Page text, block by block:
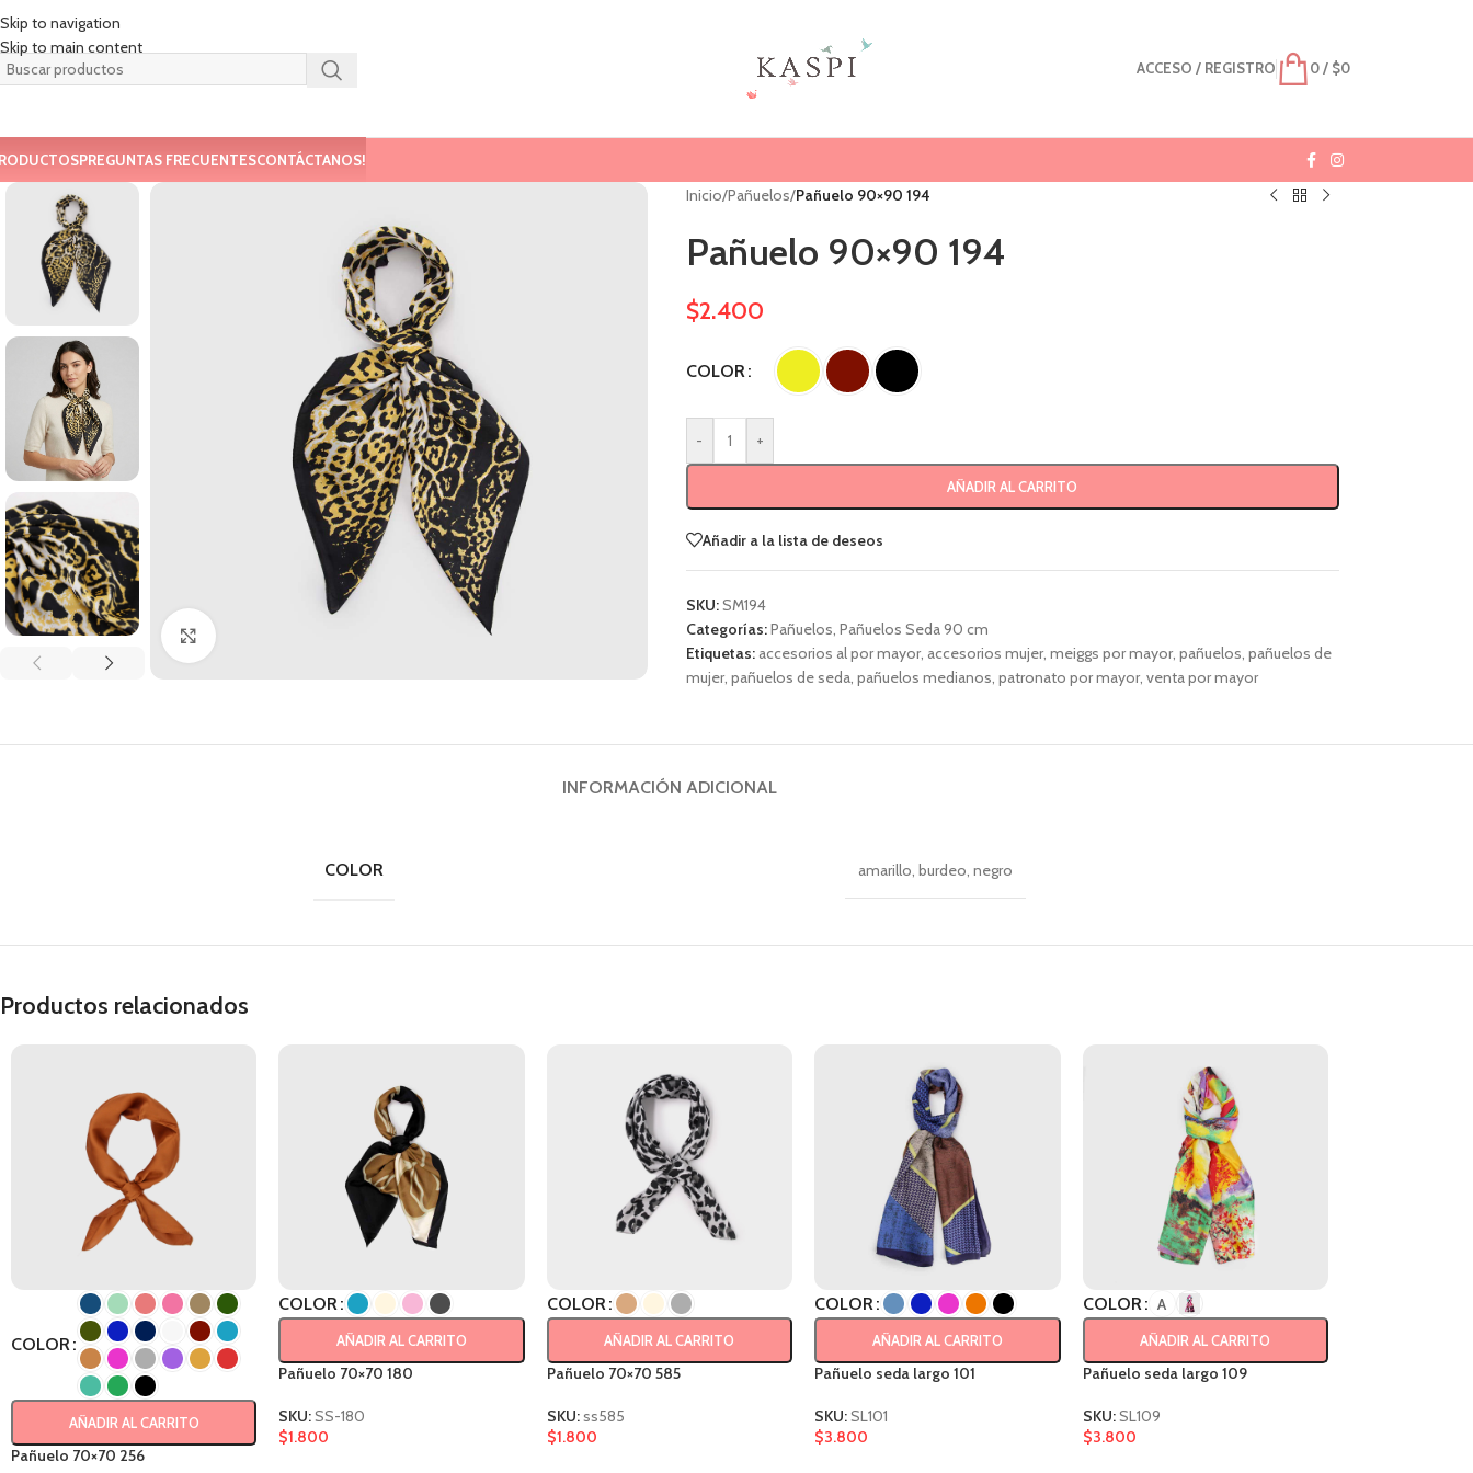
Skip to navigation
Skip to main content
ACCESO / REGISTRO 0/ $0
PREGUNTAS FRECUENTESCONTÁCTANOS!
Inicio/Pañuelos/Pañuelo 90×90 194
Pañuelo 90×90 194
$2.400
COLOR
- +
AÑADIR AL CARRITO
Añadir a la lista de deseos
SKU:SM194
Categorías:Pañuelos, Pañuelos Seda 90 cm
Etiquetas: accesorios al por mayor, accesorios mujer, meiggs por mayor, pañuelos, pañuelos de
mujer, pañuelos de seda, pañuelos medianos, patronato por mayor, venta por mayor
INFORMACIÓN ADICIONAL
COLOR amarillo, burdeo, negro
Productos relacionados
COLOR
AÑADIR AL CARRITO
Pañuelo 70×70 256
COLOR
AÑADIR AL CARRITO
Pañuelo 70×70 180
SKU:SS-180
$1.800
COLOR
AÑADIR AL CARRITO
Pañuelo 70×70 585
SKU:ss585
$1.800
COLOR
AÑADIR AL CARRITO
Pañuelo seda largo 101
SKU:SL101
$3.800
COLOR A
AÑADIR AL CARRITO
Pañuelo seda largo 109
SKU:SL109
$3.800